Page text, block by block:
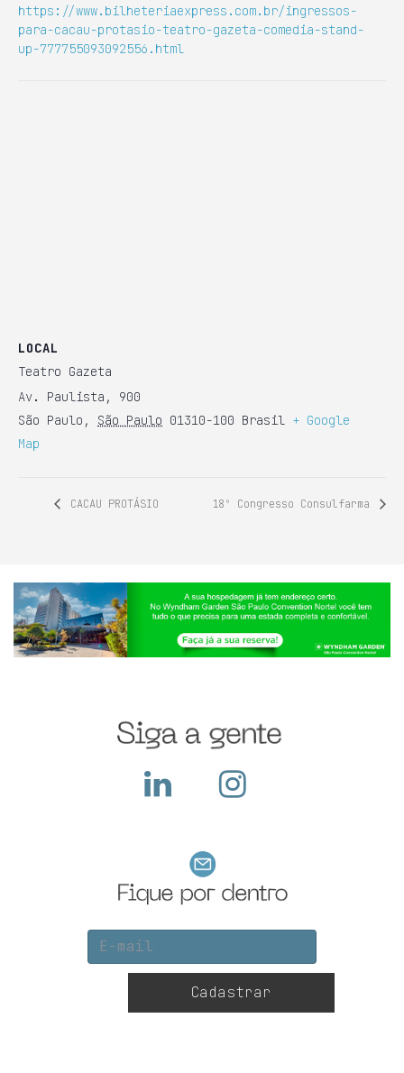
https://www.bilheteriaexpress.com.br/ingressos-
para-cacau-protasio-teatro-gazeta-comedia-stand-
up-777755093092556.html
LOCAL
Teatro Gazeta
Av. Paulista, 900
São Paulo , São Paulo 01310-100 Brasil
+ Google
Map
CACAU PROTÁSIO 18º Congresso Consulfarma